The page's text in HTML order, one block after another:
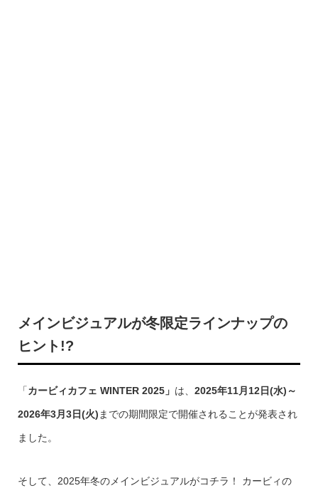
メインビジュアルが冬限定ラインナップの
ヒント!?
「カービィカフェ WINTER 2025」 は、 2025年11月12日(水)～
2026年3月3日(火) までの期間限定で開催されることが発表され
ました。
そして、2025年冬のメインビジュアルがコチラ！ カービィの